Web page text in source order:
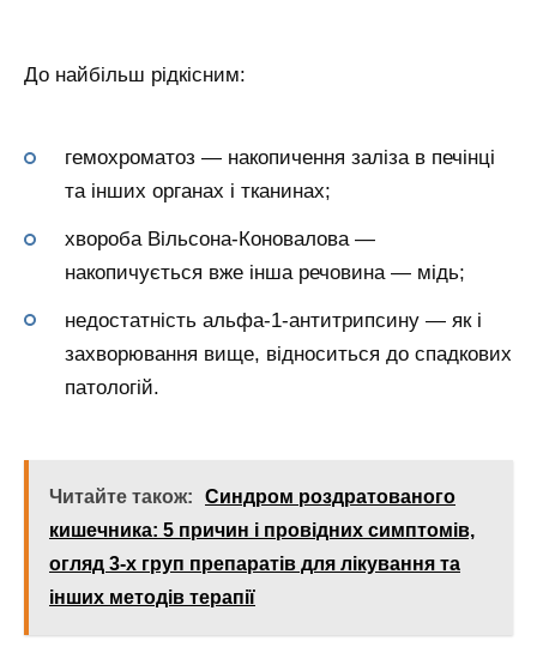
До найбільш рідкісним:
гемохроматоз — накопичення заліза в печінці
та інших органах і тканинах;
хвороба Вільсона-Коновалова —
накопичується вже інша речовина — мідь;
недостатність альфа-1-антитрипсину — як і
захворювання вище, відноситься до спадкових
патологій.
Читайте також:
Синдром роздратованого
кишечника: 5 причин і провідних симптомів,
огляд 3-х груп препаратів для лікування та
інших методів терапії